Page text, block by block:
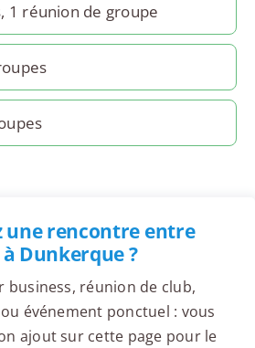
1 réunion de groupe
une rencontre entre
Dunkerque ?
business, réunion de club,
événement ponctuel : vous
ajout sur cette page pour le